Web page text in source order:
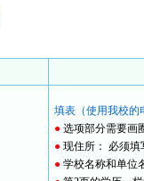
填表（使用我校的
● 选项部分需要画
● 现住所： 必须
● 学校名称和单位